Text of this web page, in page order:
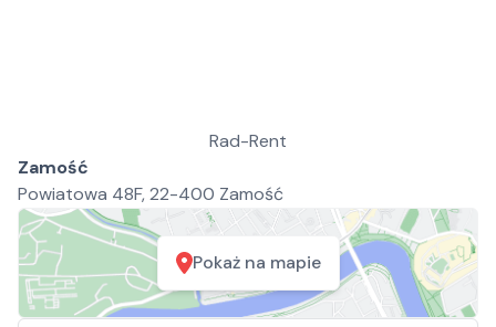
Rad-Rent
Zamość
Powiatowa 48F, 22-400 Zamość
Pokaż na mapie